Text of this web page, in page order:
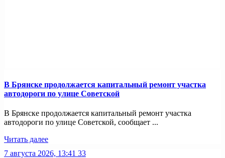
В Брянске продолжается капитальный ремонт участка
автодороги по улице Советской
В Брянске продолжается капитальный ремонт участка
автодороги по улице Советской, сообщает ...
Читать далее
7 августа 2026, 13:41 33